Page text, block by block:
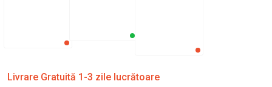
Livrare Gratuită 1-3 zile lucrătoare